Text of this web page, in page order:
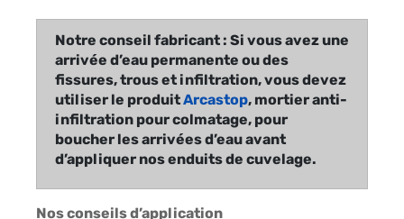
Notre conseil fabricant : Si vous avez une
arrivée d’eau permanente ou des
fissures, trous et infiltration, vous devez
utiliser le produitArcastop, mortier anti-
infiltration pour colmatage, pour
boucher les arrivées d’eau avant
d’appliquer nos enduits de cuvelage.
Nos conseils d’application